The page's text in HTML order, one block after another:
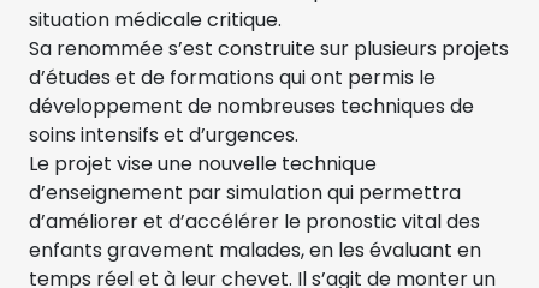
situation médicale critique.
Sa renommée s’est construite sur plusieurs projets
d’études et de formations qui ont permis le
développement de nombreuses techniques de
soins intensifs et d’urgences.
Le projet vise une nouvelle technique
d’enseignement par simulation qui permettra
d’améliorer et d’accélérer le pronostic vital des
enfants gravement malades, en les évaluant en
temps réel et à leur chevet. Il s’agit de monter un